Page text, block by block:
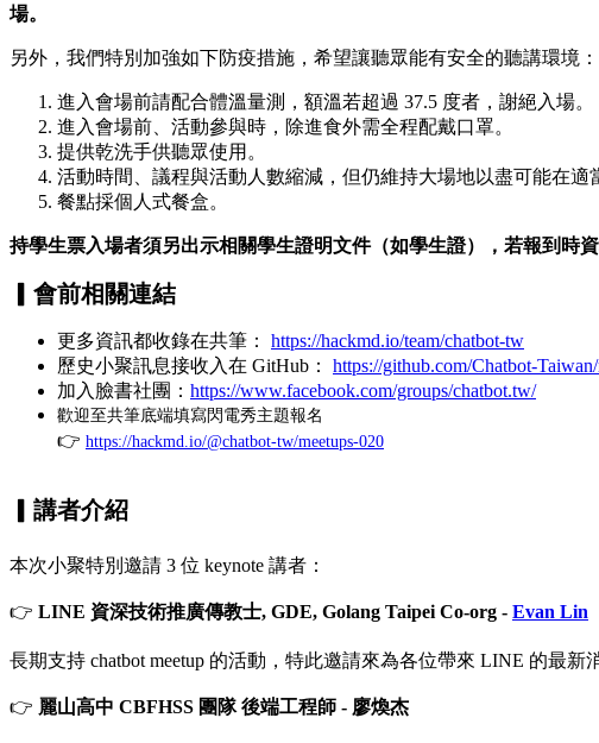
場。
另外，我們特別加強如下防疫措施，希望讓聽眾能有安全的聽講環境：
進入會場前請配合體溫量測，額溫若超過 37.5 度者，謝絕入場。
進入會場前、活動參與時，除進食外需全程配戴口罩。
提供乾洗手供聽眾使用。
活動時間、議程與活動人數縮減，但仍維持大場地以盡可能在適
餐點採個人式餐盒。
持學生票入場者須另出示相關學生證明文件（如學生證），若報到時
▎會前相關連結
更多資訊都收錄在共筆： https://hackmd.io/team/chatbot-tw
歷史小聚訊息接收入在 GitHub： https://github.com/Chatbot-
加入臉書社團： https://www.facebook.com/groups/chatbot.tw/
歡迎至共筆底端填寫閃電秀主題報名
👉 https://hackmd.io/@chatbot-tw/meetups-020
講者介紹
本次小聚特別邀請 3 位 keynote 講者：
👉 LINE 資深技術推廣傳教士, GDE, Golang Taipei Co-org - Evan Lin
長期支持 chatbot meetup 的活動，特此邀請來為各位帶來 LINE 的最
👉 麗山高中 CBFHSS 團隊 後端工程師 - 廖煥杰